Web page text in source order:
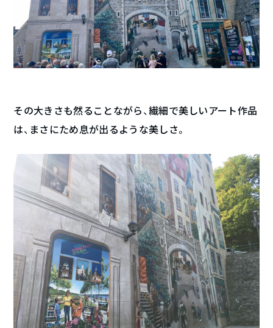
その大きさも然ることながら、繊細で美しいアート作品
は、まさにため息が出るような美しさ。